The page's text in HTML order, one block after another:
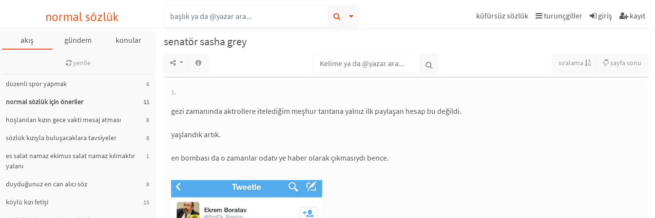
normal sözlük küfürsüz sözlük turunçgiller giriş kayıt
akış gündem konular
yenile
düzenli spor yapmak 6
normal sözlük için öneriler 11
hoşlanılan kızın gece vakti mesaj atması 8
sözlük kızıyla buluşacaklara tavsiyeler 8
es salat namaz ekimus salat namaz kılmaktır
yalanı
1
duyduğunuz en can alıcı söz 8
köylü kızı fetişi 15
senatör sasha grey
sıralama sayfa sonu
1.
gezi zamanında aktrollere itelediğim meşhur tantana yalnız ilk paylaşan hesap bu değildi.
yaşlandık artık.
en bombası da o zamanlar odatv ye haber olarak çıkmasıydı bence.